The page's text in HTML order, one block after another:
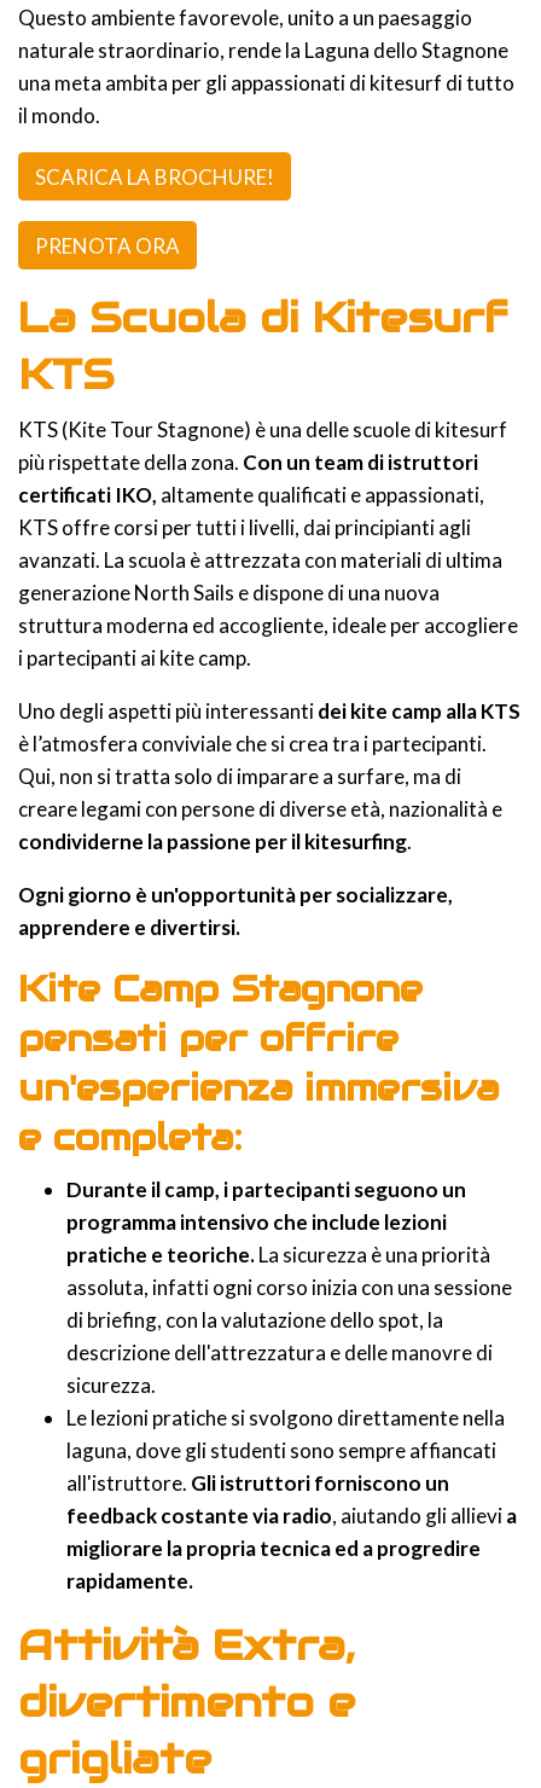
Questo ambiente favorevole, unito a un paesaggio
naturale straordinario, rende la Laguna dello Stagnone
una meta ambita per gli appassionati di kitesurf di tutto
il mondo.
SCARICA LA BROCHURE!
PRENOTA ORA
La Scuola di Kitesurf
KTS
KTS (Kite Tour Stagnone) è una delle scuole di kitesurf
più rispettate della zona. Con un team di istruttori
certificati IKO, altamente qualificati e appassionati,
KTS offre corsi per tutti i livelli, dai principianti agli
avanzati. La scuola è attrezzata con materiali di ultima
generazione North Sails e dispone di una nuova
struttura moderna ed accogliente, ideale per accogliere
i partecipanti ai kite camp.
Uno degli aspetti più interessantidei kite camp alla KTS
è l’atmosfera conviviale che si crea tra i partecipanti.
Qui, non si tratta solo di imparare a surfare, ma di
creare legami con persone di diverse età, nazionalità e
condividerne la passione per il kitesurfing.
Ogni giorno è un'opportunità per socializzare,
apprendere e divertirsi.
Kite Camp Stagnone
pensati per offrire
un'esperienza immersiva
e completa:
Durante il camp, i partecipanti seguono un
programma intensivo che include lezioni
pratiche e teoriche.La sicurezza è una priorità
assoluta, infatti ogni corso inizia con una sessione
di briefing, con la valutazione dello spot, la
descrizione dell'attrezzatura e delle manovre di
sicurezza.
Le lezioni pratiche si svolgono direttamente nella
laguna, dove gli studenti sono sempre affiancati
all'istruttore. Gli istruttori forniscono un
feedback costante via radio, aiutando gli allievia
migliorare la propria tecnica ed a progredire
rapidamente.
Attività Extra,
divertimento e
grigliate